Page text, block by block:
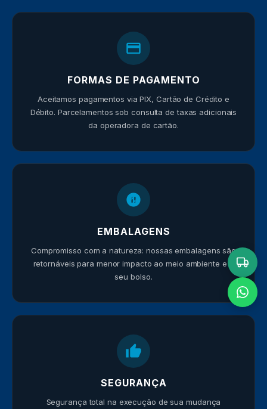
FORMAS DE PAGAMENTO
Aceitamos pagamentos via PIX, Cartão de Crédito e
Débito. Parcelamentos sob consulta de taxas adicionais
da operadora de cartão.
EMBALAGENS
Compromisso com a natureza: nossas embalagens são
retornáveis para menor impacto ao meio ambiente e a
seu bolso.
SEGURANÇA
Segurança total na execução de sua mudança